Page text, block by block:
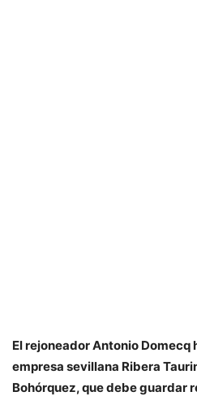
El rejoneador Antonio Domecq
empresa sevillana Ribera
Bohórquez, que debe guardar